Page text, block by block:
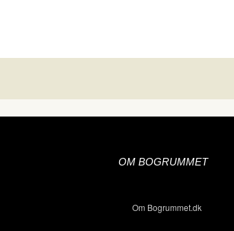
OM BOGRUMMET
Om Bogrummet.dk